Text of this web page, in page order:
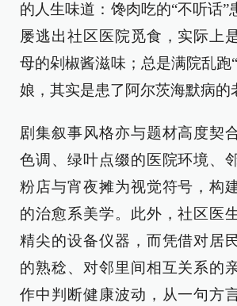
的人生味道：馋肉吃的“不听话”
屡逃出社区医院觅食，实际上
母的剁椒酱滋味；总是满院乱跑
娘，其实是患了阿尔茨海默病的
剧集叙事风格亦与题材高度契
色调、绿叶点缀的医院环境、
粉店与宵夜摊为视觉符号，构
的治愈系美学。此外，社区医
精尖的设备仪器，而凭借对居
的熟稔、对邻里间相互关系的
作中判断健康波动，从一句方